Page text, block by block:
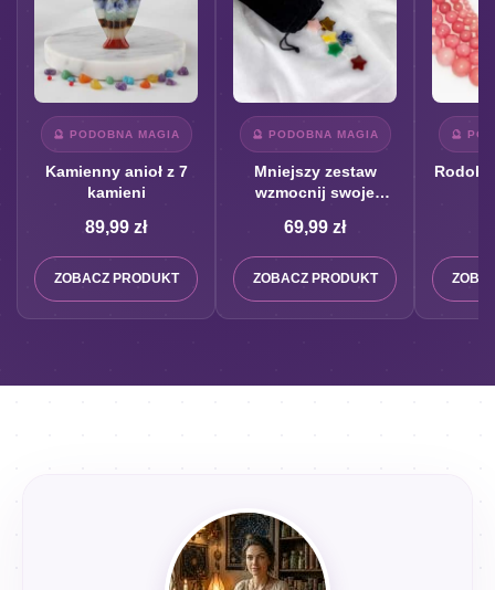
🔮 PODOBNA MAGIA
Kamienny anioł z 7
kamieni
89,99 zł
ZOBACZ PRODUKT
🔮 PODOBNA MAGIA
Mniejszy zestaw
wzmocnij swoje
69,99 zł
ZOBACZ PRODUKT
🔮